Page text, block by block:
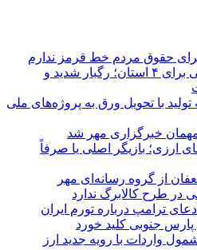
حقوق مردم خط قرمز ندارم
هشدار نارنجی هواشناسی برای ۴ استان؛ رگبار شدید و
با تحویل ورق به پروژه‌های ملی
خبرگزاری مهر شد
ارزی؛ بازیگر اصلی یا صرفاً
از گروه رسانه‌ای مهر
طرح کالابرگ ندارد
ترامپ درباره تورم ایران
پارس جنوبی کلید خورد
واردات با رویه جدید ارز